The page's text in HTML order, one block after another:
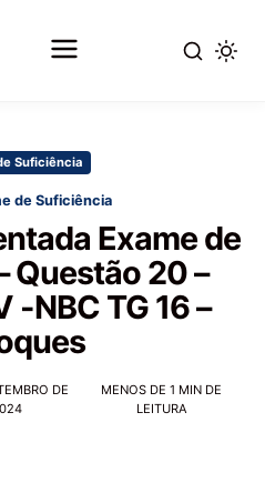
Suficiência
de Suficiência
Exame de
Questão 20 –
-NBC TG 16 –
DE
MENOS DE 1 MIN DE
LEITURA